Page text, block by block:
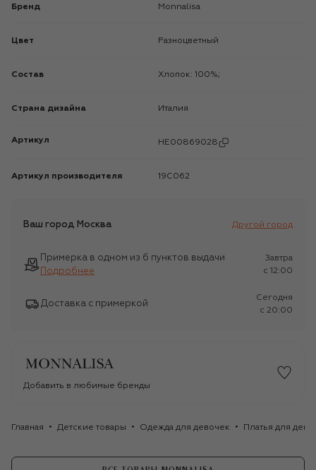
Бренд Monnalisa
Цвет Разноцветный
Состав Хлопок: 100%;
Страна дизайна Италия
Артикул HE00869028
Артикул производителя 19C062
Ваш город Москва Другой город
Примерка в одном из 6 пунктов выдачи
Подробнее
Завтра
c 12:00
Доставка с примеркой
Сегодня
c 20:00
Добавить в любимые бренды
Главная Детские товары Одежда для девочек Платья для